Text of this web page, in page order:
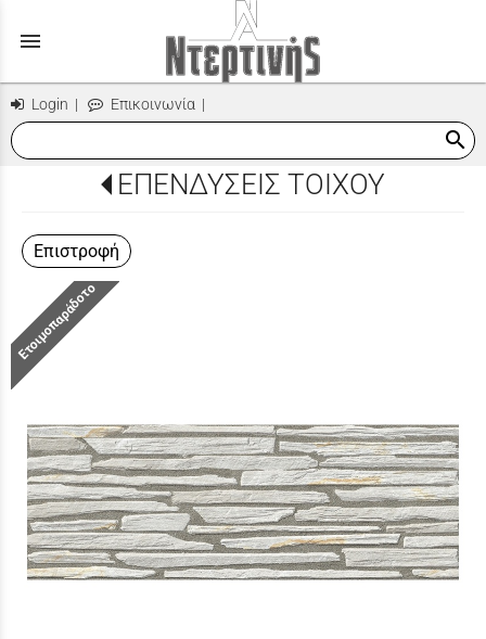
menu
Login | Επικοινωνία |
search
ΕΠΕΝΔΥΣΕΙΣ ΤΟΙΧΟΥ
Επιστροφή
Ετοιμοπαράδοτο